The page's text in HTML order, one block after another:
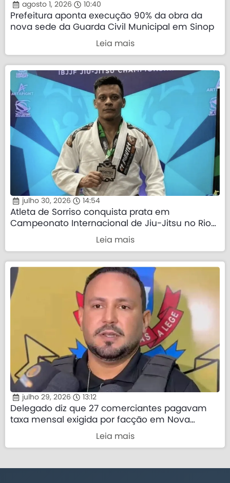
agosto 1, 2026 10:40
Prefeitura aponta execução 90% da obra da
nova sede da Guarda Civil Municipal em Sinop
Leia mais
julho 30, 2026 14:54
Atleta de Sorriso conquista prata em
Campeonato Internacional de Jiu-Jitsu no Rio
Leia mais
julho 29, 2026 13:12
Delegado diz que 27 comerciantes pagavam
taxa mensal exigida por facção em Nova
Leia mais